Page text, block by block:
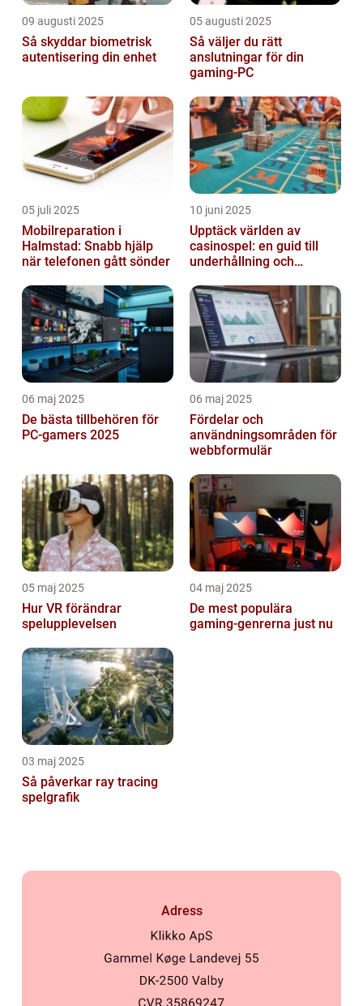
09 augusti 2025
Så skyddar biometrisk
autentisering din enhet
05 augusti 2025
Så väljer du rätt
anslutningar för din
gaming-PC
05 juli 2025
Mobilreparation i
Halmstad: Snabb hjälp
när telefonen gått sönder
10 juni 2025
Upptäck världen av
casinospel: en guid till
underhållning och
06 maj 2025
De bästa tillbehören för
PC-gamers 2025
06 maj 2025
Fördelar och
användningsområden för
webbformulär
05 maj 2025
Hur VR förändrar
spelupplevelsen
04 maj 2025
De mest populära
gaming-genrerna just nu
03 maj 2025
Så påverkar ray tracing
spelgrafik
Adress